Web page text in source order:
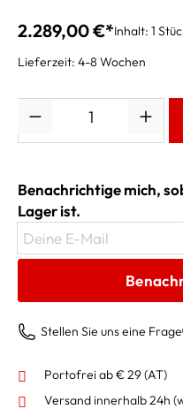
2.289,00 €*Inhalt: 1
Lieferzeit: 4-8 Wochen
Benachrichtige mich,
Lager ist.
Deine E-Mail
Stellen Sie uns eine Frage
Portofrei ab € 29 (AT)
Versand innerhalb 24h